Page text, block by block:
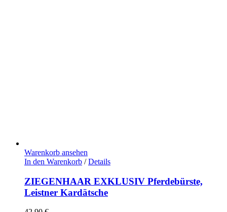
Warenkorb ansehen
In den Warenkorb / Details
ZIEGENHAAR EXKLUSIV Pferdebürste,
Leistner Kardätsche